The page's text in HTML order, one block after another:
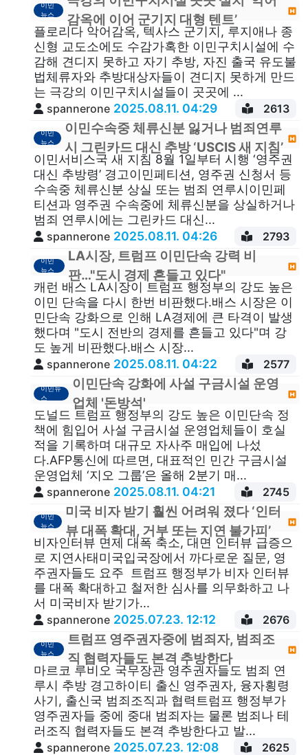
이민
뉴스
감옥에 이어 군기지 대형 텐트’
플로리다 악어감옥, 텍사스 군기지, 루지애나 종
신형 교도소에도 수감가혹한 이민구치시설에 수
감해 견디지 못하고 자기 추방, 자진 출국 유도불
법체류자와 추방대상자들이 견디지 못하게 만드
는 극강의 이민구치시설들이 곳곳에 ...
spannerone 2025.08.11. 04:29 2613
이민
뉴스
이민수속중 체류신분 잃거나 범죄연루
시 그린카드 대신 추방 ‘USCIS 새 지침’
이민서비스국 새 지침 8월 1일부터 시행 ‘영주권
대신 추방령’ 경고이민페티션, 영주권 신청서 등
수속중 체류신분 상실 또는 범죄 연루시이민페
티션과 영주권 수속중에 체류신분을 상실하거나
범죄 연루시에는 그린카드 대신...
spannerone 2025.08.11. 04:26 2793
이민
뉴스
LA시장, 트럼프 이민단속 강력 비
판…"도시 경제 흔들고 있다"
캐런 배스 LA시장이 트럼프 행정부의 강도 높은
이민 단속을 다시 한번 비판했다.배스 시장은 이
민단속 강화으로 인해 LA경제에 큰 타격이 발생
했다며 "도시 전반의 경제를 흔들고 있다"며 강
도 높게 비판했다.배스 시장...
spannerone 2025.08.11. 04:22 2577
이민뉴
스
이민단속 강화에 사설 구금시설 운영
업체 '돈방석'
도널드 트럼프 행정부의 강도 높은 이민단속 정
책에 힘입어 사설 구금시설 운영업체들이 호실
적을 기록하며 대규모 자사주 매입에 나섰
다.AFP통신에 따르면, 대표적인 민간 구금시설
운영업체 ‘지오 그룹’은 올해 2분기 매...
spannerone 2025.08.11. 04:21 2745
이민
뉴스
미국 비자 받기 훨씬 어려워 졌다 ‘인터
뷰 대폭 확대, 거부 또는 지연 불가피’
비자인터뷰 면제 대폭 축소, 대면 인터뷰 급증으
로 지연사태미국입국장에서 까다로운 질문, 영
주권자들도 요주 트럼프 행정부가 비자 인터뷰
를 대폭 확대하고 철저한 심사를 의무화하고 나
서 미국비자 받기가...
spannerone 2025.07.23. 12:12 2676
이민
뉴스
트럼프 영주권자중에 범죄자, 범죄조
직 협력자들도 본격 추방한다
마르코 루비오 국무장관 영주권자들도 범죄 연
루시 추방 경고하이티 출신 영주권자, 융자횡령
사기, 출신국 범죄조직과 협력트럼프 행정부가
영주권자들 중에 중대 범죄자는 물론 범죄나 테
러조직 협력자들도 본격 추방한다고 발...
spannerone 2025.07.23. 12:08 2625